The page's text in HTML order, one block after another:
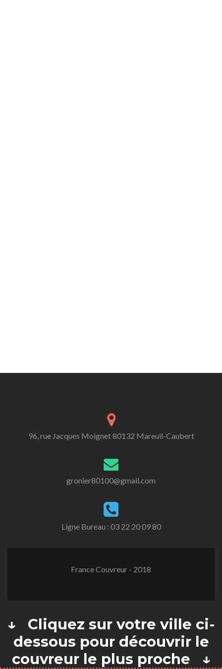
96, rue Jacques Moignet 80132 Mareuil-Caubert
gronier80100@gmail.com
Ligne Bureau : 03 22 20 09 80
France Couvreur - 2018
↓ Cliquez sur votre ville ci-
dessous pour découvrir le
couvreur le plus proche ↓